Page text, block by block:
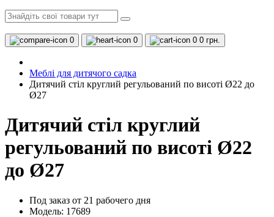
0 0 0 0 грн.
Меблі для дитячого садка
Дитячий стіл круглий регульований по висоті Ø22 до
Ø27
Дитячий стіл круглий
регульований по висоті Ø22
до Ø27
Под заказ от 21 рабочего дня
Модель: 17689